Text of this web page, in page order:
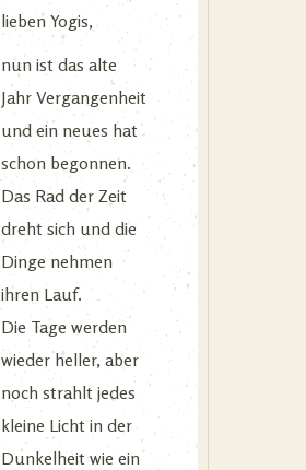
lieben Yogis,
nun ist das alte
Jahr Vergangenheit
und ein neues hat
schon begonnen.
Das Rad der Zeit
dreht sich und die
Dinge nehmen
ihren Lauf.
Die Tage werden
wieder heller, aber
noch strahlt jedes
kleine Licht in der
Dunkelheit wie ein